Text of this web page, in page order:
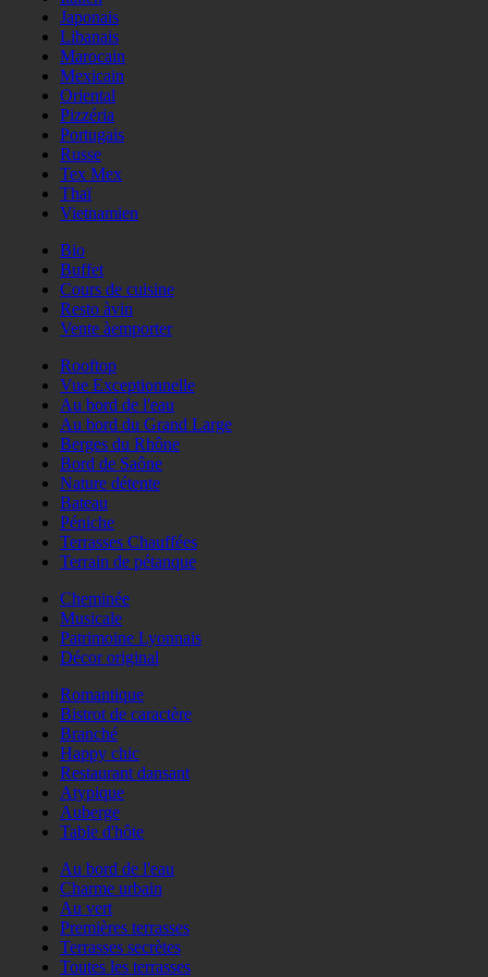
Japonais
Libanais
Marocain
Mexicain
Oriental
Pizzéria
Portugais
Russe
Tex Mex
Thaï
Vietnamien
Bio
Buffet
Cours de cuisine
Resto àvin
Vente àemporter
Rooftop
Vue Exceptionnelle
Au bord de l'eau
Au bord du Grand Large
Berges du Rhône
Bord de Saône
Nature détente
Bateau
Péniche
Terrasses Chauffées
Terrain de pétanque
Cheminée
Musicale
Patrimoine Lyonnais
Décor original
Romantique
Bistrot de caractère
Branché
Happy chic
Restaurant dansant
Atypique
Auberge
Table d'hôte
Au bord de l'eau
Charme urbain
Au vert
Premières terrasses
Terrasses secrètes
Toutes les terrasses